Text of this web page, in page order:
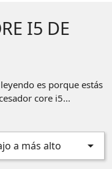
I5 DE
es porque estás
core i5...
a más alto 